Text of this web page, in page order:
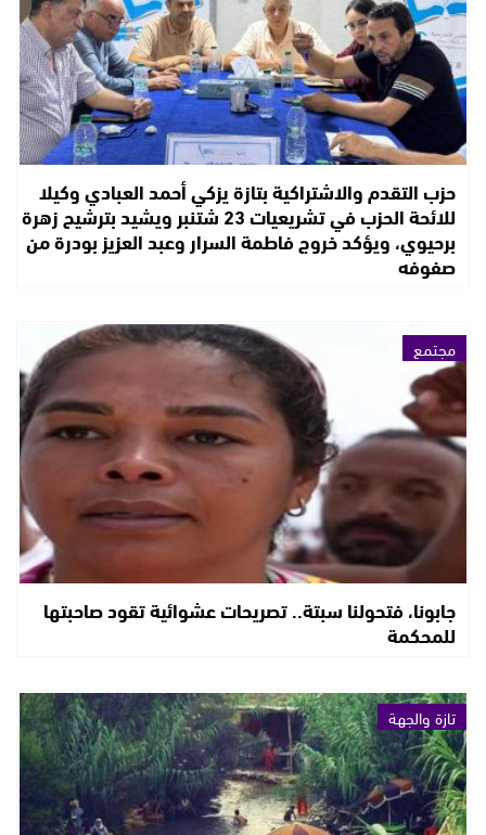
حزب التقدم والاشتراكية بتازة يزكي أحمد العبادي وكيلا
للائحة الحزب في تشريعيات 23 شتنبر ويشيد بترشيح زهرة
برحيوي، ويؤكد خروج فاطمة السرار وعبد العزيز بودرة من
صفوفه
مجتمع
جابونا، فتحولنا سبتة.. تصريحات عشوائية تقود صاحبتها
للمحكمة
تازة والجهة